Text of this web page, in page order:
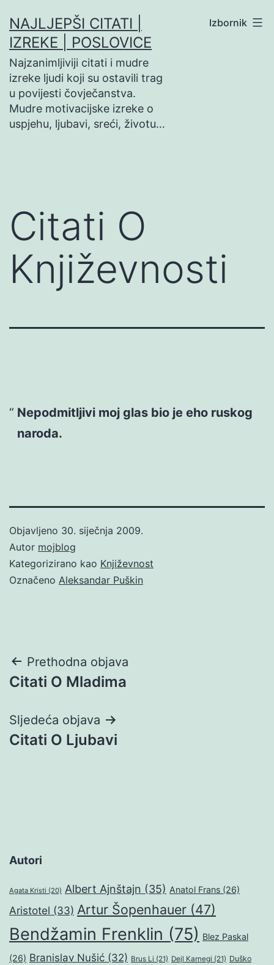
na
sadržaj
NAJLJEPŠI CITATI |
IZREKE | POSLOVICE
Najzanimljiviji citati i mudre
izreke ljudi koji su ostavili trag
u povijesti čovječanstva.
Mudre motivacijske izreke o
uspjehu, ljubavi, sreći, životu…
Izbornik
Citati O
Književnosti
Nepodmitljivi moj glas bio je eho ruskog
naroda.
Objavljeno 30. siječnja 2009.
Autor mojblog
Kategorizirano kao Književnost
Označeno Aleksandar Puškin
Navigacija
objava
Prethodna objava
Citati O Mladima
Sljedeća objava
Citati O Ljubavi
Autori
Agata Kristi (20) Albert Ajnštajn (35) Anatol Frans (26)
Aristotel (33) Artur Šopenhauer (47)
Bendžamin Frenklin (75) Blez Paskal
(26) Branislav Nušić (32) Brus Li (21) Dejl Karnegi (21) Duško